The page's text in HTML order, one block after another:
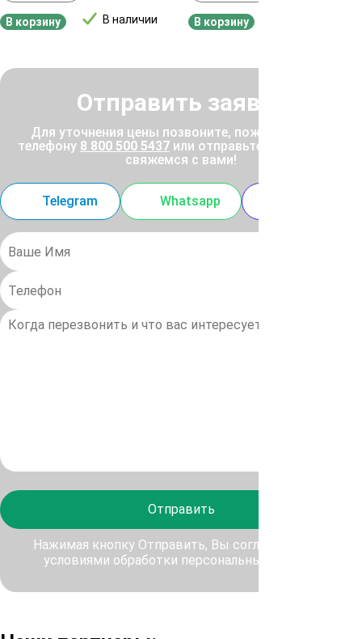
В наличии
В корзину В корзину
Отправить заявку
Для уточнения цены позвоните, пожалуйста, по
телефону 8 800 500 5437 или отправьте заявку, и мы
свяжемся с вами!
Telegram Whatsapp
Отправить
Нажимая кнопку Отправить, Вы соглашаетесь с
условиями обработки персональных данных